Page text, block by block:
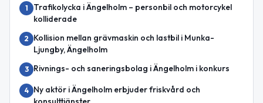
1
Trafikolycka i Ängelholm – personbil och motorcykel
kolliderade
2
Kollision mellan grävmaskin och lastbil i Munka-
Ljungby, Ängelholm
3 Rivnings- och saneringsbolag i Ängelholm i konkurs
4
Ny aktör i Ängelholm erbjuder friskvård och